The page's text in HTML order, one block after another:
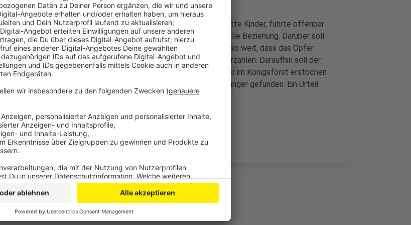
Laut Gericht war der Angeklagte mit einer Frau verheiratet und hatte Kinder, führte offenbar
jedoch bereits seit einigen Jahren mit dem Opfer eine homosexuelle Beziehung. Darüber soll
es oft Streit zwischen Opfer und Täter gegeben haben. Das ging so weit, dass das Opfer
irgendwann gedroht haben soll seiner Frau von der Beziehung zu erzählen. Daraufhin soll der
30-Jährige dem Geschädigten mit dem Tod gedroht und ihn später im Königsforst erstochen
haben. Die Leiche wurde erst Wochen später von einem Spaziergänger gefunden. Ein Urteil
wird im August erwartet.
Anzeige